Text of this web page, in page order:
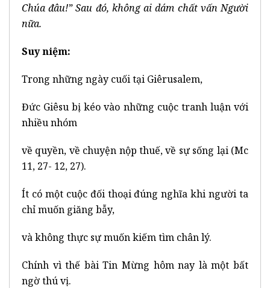
Chúa đâu!” Sau đó, không ai dám chất vấn Người
nữa.
Suy niệm:
Trong những ngày cuối tại Giêrusalem,
Đức Giêsu bị kéo vào những cuộc tranh luận với
nhiều nhóm
về quyền, về chuyện nộp thuế, về sự sống lại (Mc
11, 27- 12, 27).
Ít có một cuộc đối thoại đúng nghĩa khi người ta
chỉ muốn giăng bẫy,
và không thực sự muốn kiếm tìm chân lý.
Chính vì thế bài Tin Mừng hôm nay là một bất
ngờ thú vị.